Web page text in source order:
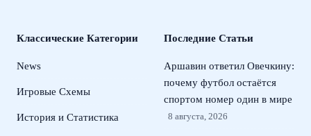
Классические Категории
News
Игровые Схемы
История и Статистика
Последние Статьи
Аршавин ответил Овечкину:
почему футбол остаётся
спортом номер один в мире
8 августа, 2026